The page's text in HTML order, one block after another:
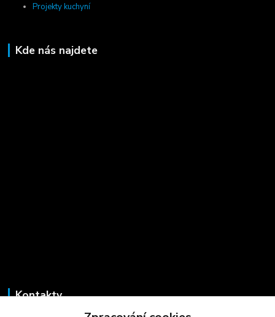
Projekty kuchyní
Kde nás najdete
Kontakty